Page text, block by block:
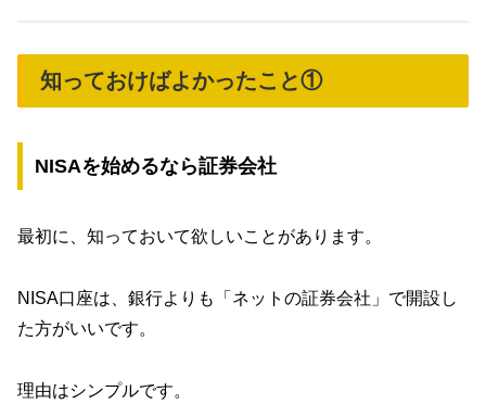
知っておけばよかったこと①
NISAを始めるなら証券会社
最初に、知っておいて欲しいことがあります。
NISA口座は、銀行よりも「ネットの証券会社」で開設し
た方がいいです。
理由はシンプルです。